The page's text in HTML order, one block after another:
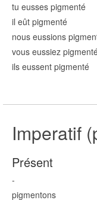
tu eusses pigmenté
il eût pigmenté
nous eussions
vous eussiez pigment
ils eussent pigmenté
Imperatif
Présent
-
pigmentons